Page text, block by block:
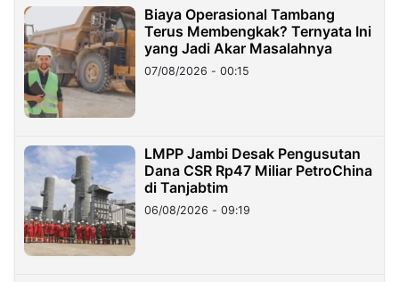
Biaya Operasional Tambang
Terus Membengkak? Ternyata Ini
yang Jadi Akar Masalahnya
07/08/2026 - 00:15
LMPP Jambi Desak Pengusutan
Dana CSR Rp47 Miliar PetroChina
di Tanjabtim
06/08/2026 - 09:19